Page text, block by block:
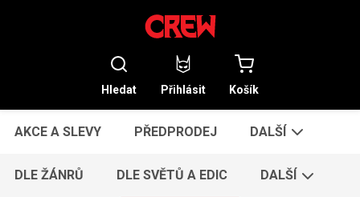
Hledat Přihlásit Košík
AKCE A SLEVY PŘEDPRODEJ DALŠÍ
DLE ŽÁNRŮ DLE SVĚTŮ A EDIC DALŠÍ